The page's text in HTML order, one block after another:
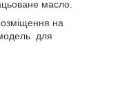
масло.
на
для